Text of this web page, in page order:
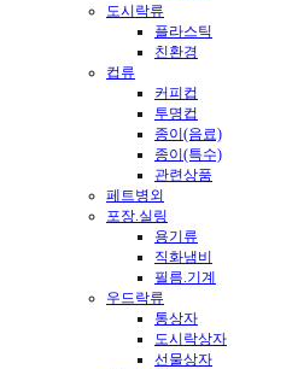
도시락류
플라스틱
친환경
컵류
커피컵
투명컵
종이(음료)
종이(특수)
관련상품
페트병외
포장.실링
용기류
직화냄비
필름.기계
우드락류
통상자
도시락상자
선물상자